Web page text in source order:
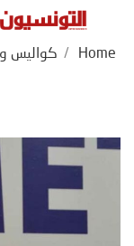
Home
/ كواليس